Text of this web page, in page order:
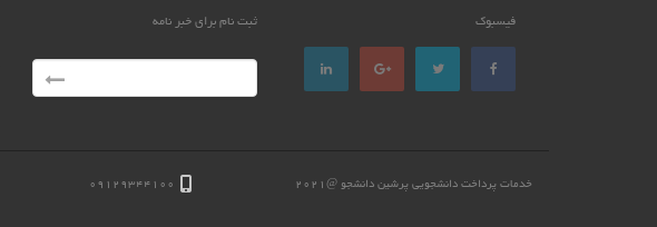
فیسبوک ثبت نام برای خبر نامه
خدمات پرداخت دانشجویی پرشین دانشجو @2021 ۰۹۱۲۹۳۴۴۱۰۰